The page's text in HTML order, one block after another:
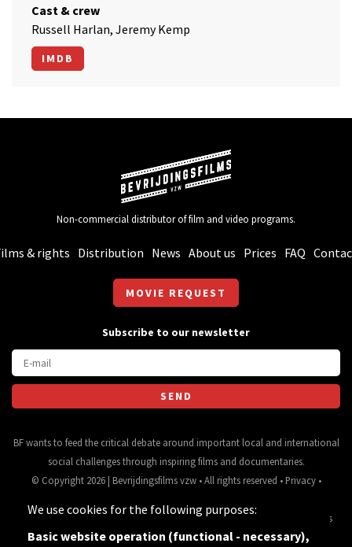
Cast & crew
Russell Harlan, Jeremy Kemp
IMDB
Non-commercial distributor of film and video programs.
& rights Distribution News About us Prices FAQ
MOVIE REQUEST
Subscribe to our newsletter
BF wants to feed the critical debate around important local and international
social challenges through inspiring films and documentaries.
© Copyright 2026 | Bevrijdingsfilms vzw • All rights reserved • Privacy•
Nimbu. Source for movie data and images:
General terms
and conditions
We use cookies for the following purposes:
Basic website operation (functional - necessary),